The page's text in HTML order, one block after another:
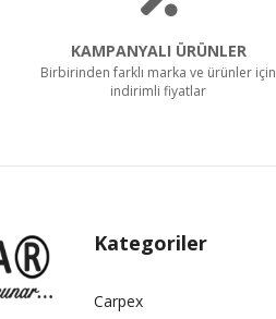
KAMPANYALI ÜRÜNLER
Birbirinden farklı marka ve ürünler için
indirimli fiyatlar
Kategoriler
Carpex